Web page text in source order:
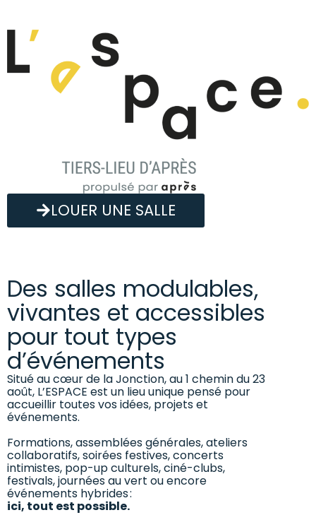
LOUER UNE SALLE
Des salles modulables,
vivantes et accessibles
pour tout types
d’événements
Situé au cœur de la Jonction, au 1 chemin du 23
août, L’ESPACE est un lieu unique pensé pour
accueillir toutes vos idées, projets et
événements.
Formations, assemblées générales, ateliers
collaboratifs, soirées festives, concerts
intimistes, pop-up culturels, ciné-clubs,
festivals, journées au vert ou encore
événements hybrides :
ici, tout est possible.